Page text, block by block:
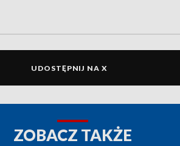
UDOSTĘPNIJ NA X
ZOBACZ TAKŻE